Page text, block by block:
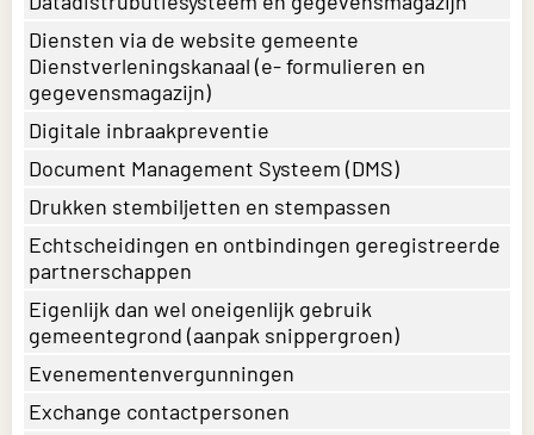
Diensten via de website gemeente
Dienstverleningskanaal (e- formulieren en
gegevensmagazijn)
Digitale inbraakpreventie
Document Management Systeem (DMS)
Drukken stembiljetten en stempassen
Echtscheidingen en ontbindingen geregistreerde
partnerschappen
Eigenlijk dan wel oneigenlijk gebruik
gemeentegrond (aanpak snippergroen)
Evenementenvergunningen
Exchange contactpersonen